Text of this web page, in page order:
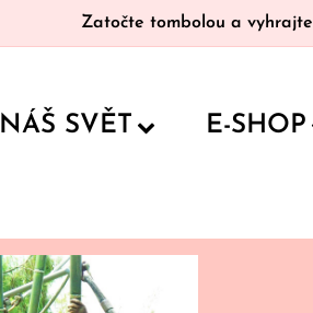
Zatočte tombolou a vyhrajte
NÁŠ SVĚT E-SHOP